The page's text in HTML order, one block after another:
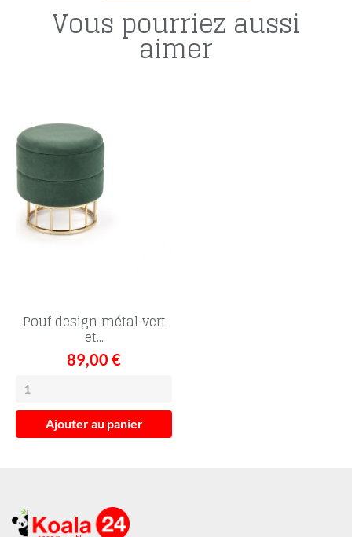
Vous pourriez aussi
aimer
Pouf design métal vert
et...
89,00 €
Ajouter au panier